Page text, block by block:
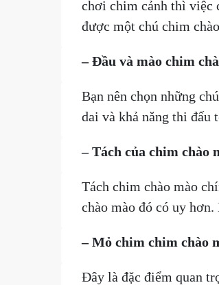
chơi chim cảnh thì việc
được một chú chim
– Đầu và mào chim
Bạn nên chọn những chú
dai và khả năng thi đấu
– Tách của chim chào
Tách chim chào mào
chào mào đó có uy
– Mỏ chim chim chào
Đây là đặc điểm quan